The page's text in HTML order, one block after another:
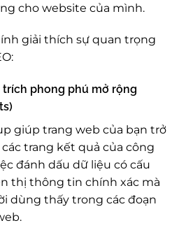
cho website của mình.
giải thích sự quan trọng
trích phong phú mở rộng
giúp trang web của bạn trở
trang kết quả của công
đánh dấu dữ liệu có cấu
thị thông tin chính xác mà
dùng thấy trong các đoạn